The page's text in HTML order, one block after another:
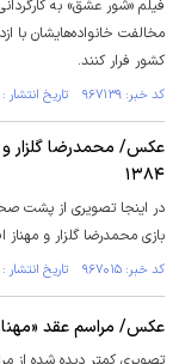
فیلم «شور عشق» به
مخالفت خانواده‌هایشان با
کشور فرار کنند.
کد خبر: ۹۶۷۱۳۹ تاریخ انتشار : ۱۴۰۳/۱۱/۱۱
عکس/ محمدرضا گلزار
۱۳۸۴
در اینجا تصویری از پشت
بازی محمدرضا گلزار و مهناز
کد خبر: ۹۶۷۰۱۵ تاریخ انتشار : ۱۴۰۳/۱۱/۱۰
عکس/ مراسم عقد «مهناز